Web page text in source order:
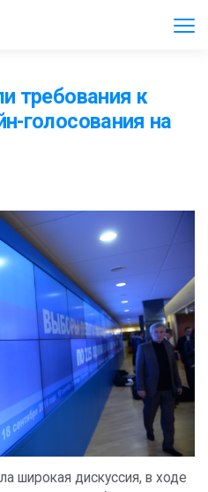
требования к
голосования на
широкая дискуссия, в ходе